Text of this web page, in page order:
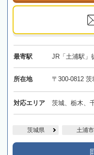
最寄駅 JR「土浦駅」
所在地 〒300-0812
対応エリア 茨城、栃木、
茨城県 土浦市